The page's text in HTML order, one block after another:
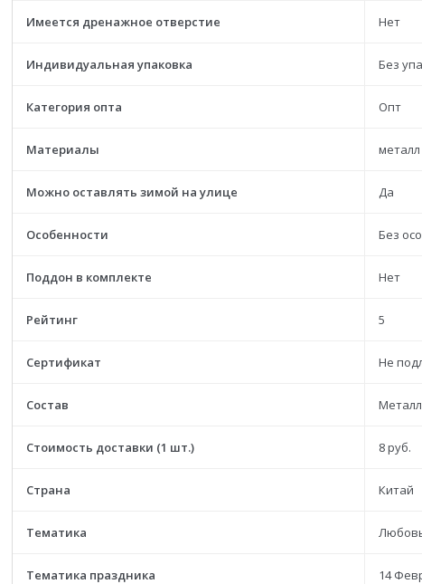
Имеется дренажное отверстие Нет
Индивидуальная упаковка Без
Категория опта Опт
Материалы металл
Можно оставлять зимой на улице Да
Особенности Без
Поддон в комплекте Нет
Рейтинг 5
Сертификат Не
Состав Металл
Стоимость доставки (1 шт.) 8 руб.
Страна Китай
Тематика
Тематика праздника 14